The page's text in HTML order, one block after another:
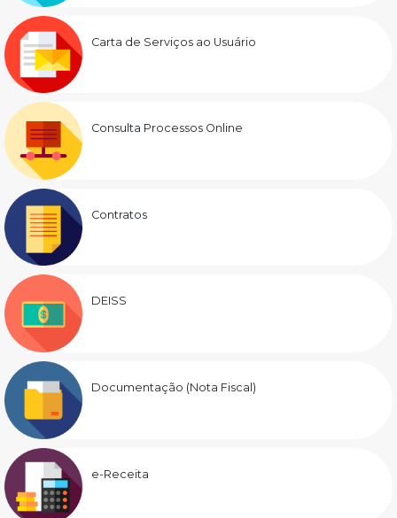
Carta de Serviços ao Usuário
Consulta Processos Online
Contratos
DEISS
Documentação (Nota Fiscal)
e-Receita